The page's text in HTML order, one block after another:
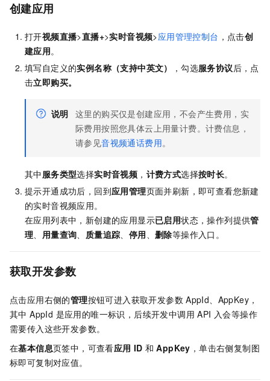
创建应用
打开视频直播>直播+>实时音视频>应用管理控制台 ，点击创
建应用。
填写自定义的实例名称（支持中英文） ，勾选服务协议后，点
击立即购买。
说明 这里的购买仅是创建应用，不会产生费用，实
际费用按照您具体云上用量计费。计费信息，
请参见音视频通话费用。
其中服务类型选择实时音视频 ， 计费方式选择按时长。
提示开通成功后，回到应用管理页面并刷新，即可查看您新建
的实时音视频应用。
在应用列表中，新创建的应用显示已启用状态，操作列提供管
理、 用量查询、 质量追踪、 停用、删除等操作入口。
获取开发参数
点击应用右侧的管理按钮可进入获取开发参数 AppId、AppKey，
其中 AppId 是应用的唯一标识，后续开发中调用 API 入会等操作
需要传入这些开发参数。
在基本信息页签中，可查看应用 ID 和 AppKey ，单击右侧复制图
标即可复制对应值。